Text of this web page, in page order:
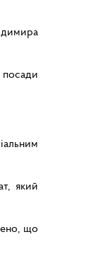
посади
який
що